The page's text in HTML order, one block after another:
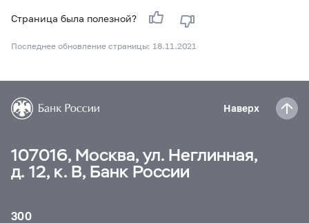
Страница была полезной?
Последнее обновление страницы: 18.11.2021
Наверх
107016, Москва, ул. Неглинная,
д. 12, к. В, Банк России
300